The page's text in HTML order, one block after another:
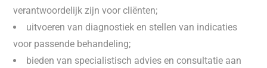
verantwoordelijk zijn voor cliënten;
uitvoeren van diagnostiek en stellen van indicaties
voor passende behandeling;
bieden van specialistisch advies en consultatie aan